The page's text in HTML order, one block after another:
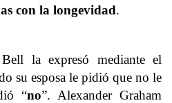
con la longevidad.
la expresó mediante el
su esposa le pidió que no le
“no”. Alexander Graham